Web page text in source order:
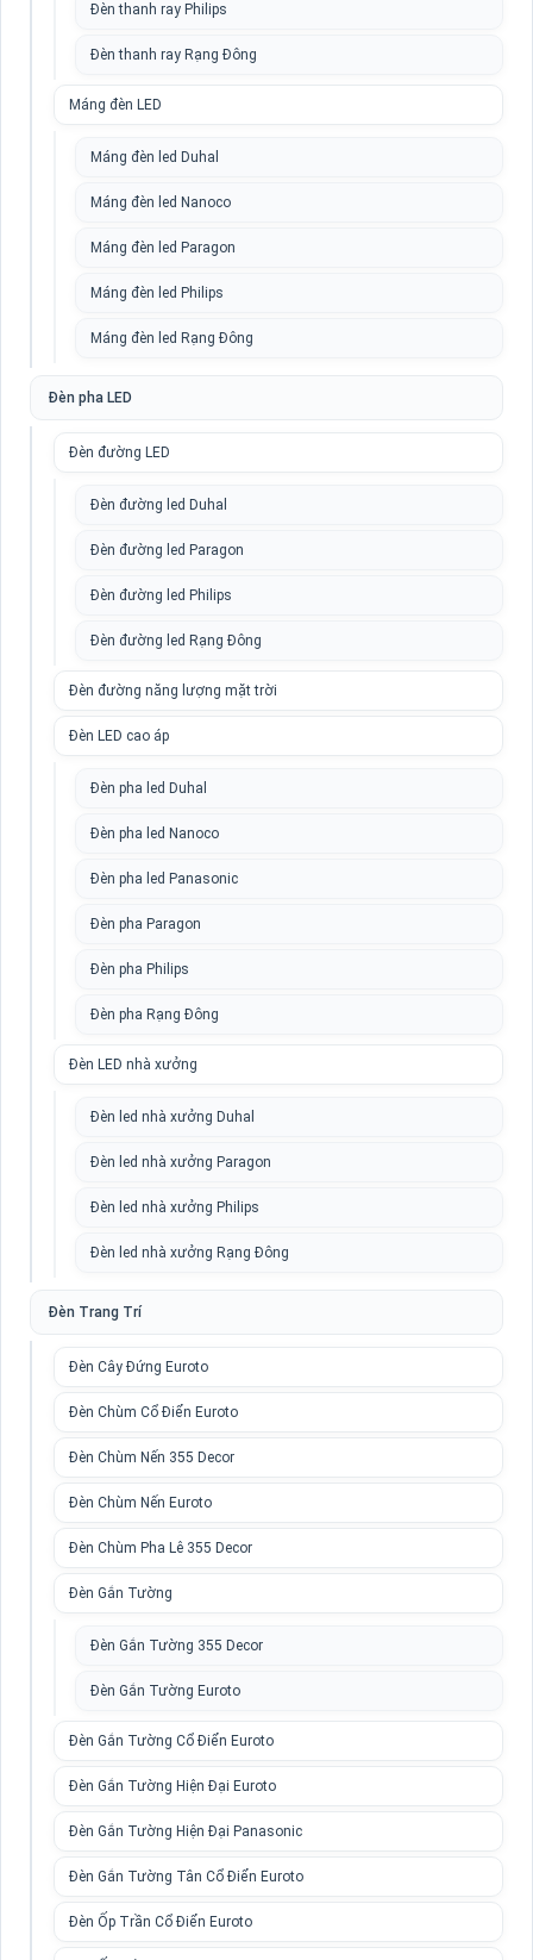
Đèn thanh ray Philips
Đèn thanh ray Rạng Đông
Máng đèn LED
Máng đèn led Duhal
Máng đèn led Nanoco
Máng đèn led Paragon
Máng đèn led Philips
Máng đèn led Rạng Đông
Đèn pha LED
Đèn đường LED
Đèn đường led Duhal
Đèn đường led Paragon
Đèn đường led Philips
Đèn đường led Rạng Đông
Đèn đường năng lượng mặt trời
Đèn LED cao áp
Đèn pha led Duhal
Đèn pha led Nanoco
Đèn pha led Panasonic
Đèn pha Paragon
Đèn pha Philips
Đèn pha Rạng Đông
Đèn LED nhà xưởng
Đèn led nhà xưởng Duhal
Đèn led nhà xưởng Paragon
Đèn led nhà xưởng Philips
Đèn led nhà xưởng Rạng Đông
Đèn Trang Trí
Đèn Cây Đứng Euroto
Đèn Chùm Cổ Điển Euroto
Đèn Chùm Nến 355 Decor
Đèn Chùm Nến Euroto
Đèn Chùm Pha Lê 355 Decor
Đèn Gắn Tường
Đèn Gắn Tường 355 Decor
Đèn Gắn Tường Euroto
Đèn Gắn Tường Cổ Điển Euroto
Đèn Gắn Tường Hiện Đại Euroto
Đèn Gắn Tường Hiện Đại Panasonic
Đèn Gắn Tường Tân Cổ Điển Euroto
Đèn Ốp Trần Cổ Điển Euroto